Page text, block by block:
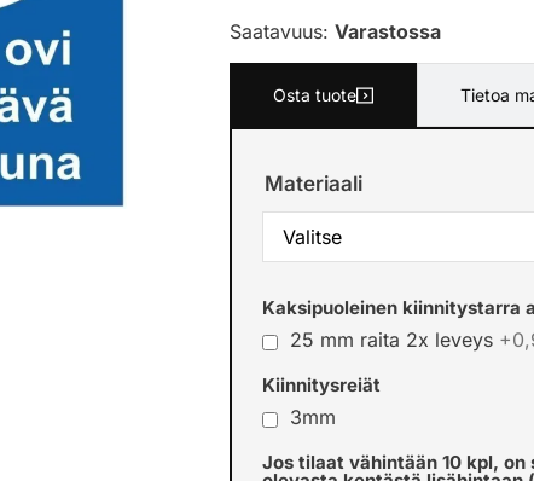
Saatavuus: Varastossa
Osta tuote Tietoa
Materiaali
Kaksipuoleinen kiinnitystarra
25 mm raita 2x leveys
Kiinnitysreiät
3mm
Jos tilaat vähintään 10 kpl, on